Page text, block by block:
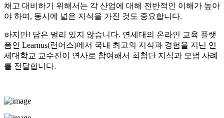
채고 대비하기 위해서는 각 산업에 대해 전반적인 이해가 높아
야 하며, 동시에 넓은 지식을 가진 것도 중요합니다.
하지만! 답은 멀리 있지 않습니다. 연세대의 온라인 교육 플랫
폼인 Learnus(런어스)에서 국내 최고의 지식과 경험을 지닌 연
세대학교 교수진이 연사로 참여해서 최첨단 지식과 모범 사례
를 전달합니다.